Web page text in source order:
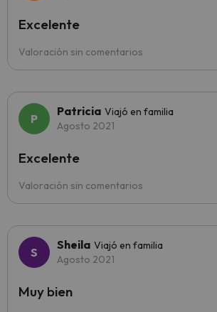
Valoración sin comentarios
Excelente
Patricia Viajó en familia
Agosto 2021
Valoración sin comentarios
Excelente
Sheila Viajó en familia
Agosto 2021
Muy bien